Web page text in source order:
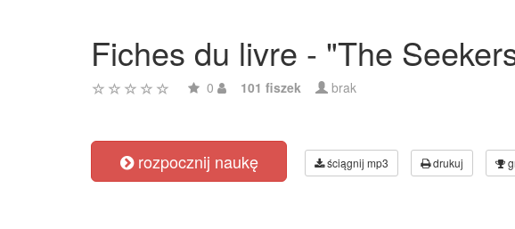
Fiches du livre - "The
0 101 fiszek brak
rozpocznij naukę ściągnij mp3 drukuj